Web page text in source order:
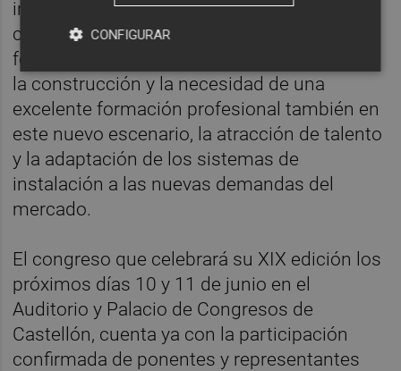
instaladores españoles y europeos sobre
cuestiones clave como la evolución de los
formatos cerámicos, la industrialización de
la construcción y la necesidad de una
excelente formación profesional también en
este nuevo escenario, la atracción de talento
y la adaptación de los sistemas de
instalación a las nuevas demandas del
mercado.
El congreso que celebrará su XIX edición los
próximos días 10 y 11 de junio en el
Auditorio y Palacio de Congresos de
Castellón, cuenta ya con la participación
confirmada de ponentes y representantes
CONFIGURAR